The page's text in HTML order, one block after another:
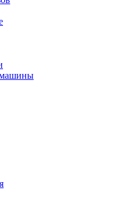
машины